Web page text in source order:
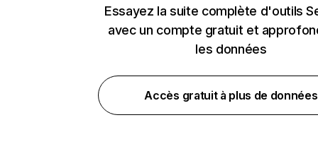
Essayez la suite complète d'outils
avec un compte gratuit et
les données
Accès gratuit à plus de données